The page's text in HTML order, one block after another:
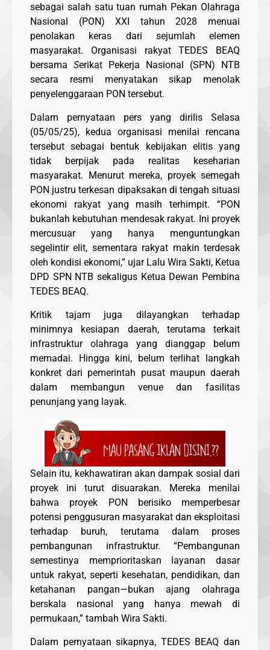
sebagai salah satu tuan rumah Pekan Olahraga
Nasional (PON) XXI tahun 2028 menuai
penolakan keras dari sejumlah elemen
masyarakat. Organisasi rakyat TEDES BEAQ
bersama Serikat Pekerja Nasional (SPN) NTB
secara resmi menyatakan sikap menolak
penyelenggaraan PON tersebut.
Dalam pernyataan pers yang dirilis Selasa
(05/05/25), kedua organisasi menilai rencana
tersebut sebagai bentuk kebijakan elitis yang
tidak berpijak pada realitas keseharian
masyarakat. Menurut mereka, proyek semegah
PON justru terkesan dipaksakan di tengah situasi
ekonomi rakyat yang masih terhimpit. “PON
bukanlah kebutuhan mendesak rakyat. Ini proyek
mercusuar yang hanya menguntungkan
segelintir elit, sementara rakyat makin terdesak
oleh kondisi ekonomi,” ujar Lalu Wira Sakti, Ketua
DPD SPN NTB sekaligus Ketua Dewan Pembina
TEDES BEAQ.
Kritik tajam juga dilayangkan terhadap
minimnya kesiapan daerah, terutama terkait
infrastruktur olahraga yang dianggap belum
memadai. Hingga kini, belum terlihat langkah
konkret dari pemerintah pusat maupun daerah
dalam membangun venue dan fasilitas
penunjang yang layak.
Selain itu, kekhawatiran akan dampak sosial dari
proyek ini turut disuarakan. Mereka menilai
bahwa proyek PON berisiko memperbesar
potensi penggusuran masyarakat dan eksploitasi
terhadap buruh, terutama dalam proses
pembangunan infrastruktur. “Pembangunan
semestinya memprioritaskan layanan dasar
untuk rakyat, seperti kesehatan, pendidikan, dan
ketahanan pangan—bukan ajang olahraga
berskala nasional yang hanya mewah di
permukaan,” tambah Wira Sakti.
Dalam pernyataan sikapnya, TEDES BEAQ dan